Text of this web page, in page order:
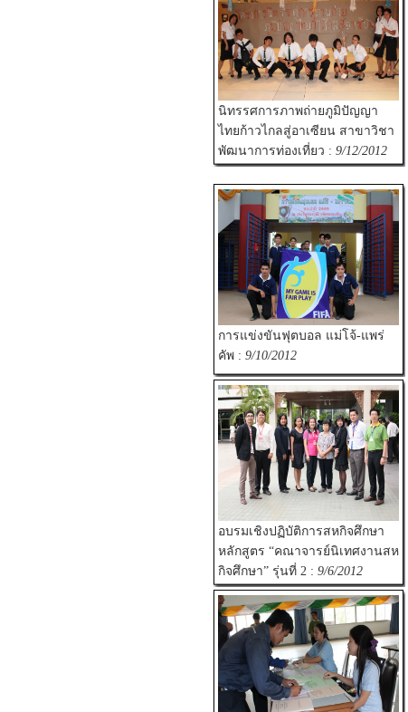
นิทรรศการภาพถ่ายภูมิปัญญา
ไทยก้าวไกลสู่อาเซียน สาขาวิชา
พัฒนาการท่องเที่ยว : 9/12/2012
การแข่งขันฟุตบอล แม่โจ้-แพร่
คัพ : 9/10/2012
อบรมเชิงปฏิบัติการสหกิจศึกษา
หลักสูตร “คณาจารย์นิเทศงานสห
กิจศึกษา” รุ่นที่ 2 : 9/6/2012